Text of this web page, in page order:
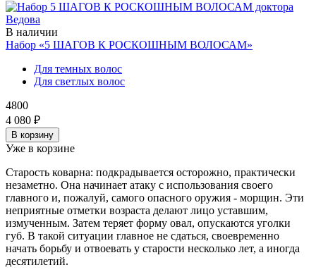
В наличии
Набор «5 ШАГОВ К РОСКОШНЫМ ВОЛОСАМ»
Для темных волос
Для светлых волос
4800
4 080 ₽
В корзину
Уже в корзине
Старость коварна: подкрадывается осторожно, практически
незаметно. Она начинает атаку с использования своего
главного и, пожалуй, самого опасного оружия - морщин. Эти
неприятные отметки возраста делают лицо уставшим,
измученным. Затем теряет форму овал, опускаются уголки
губ. В такой ситуации главное не сдаться, своевременно
начать борьбу и отвоевать у старости несколько лет, а иногда
десятилетий.